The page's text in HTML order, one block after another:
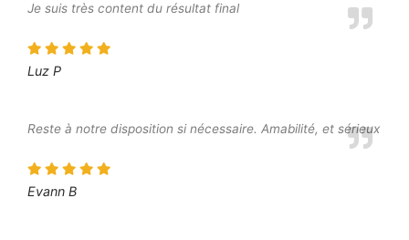
Je suis très content du résultat final
Luz P
Reste à notre disposition si nécessaire. Amabilité, et sérieux
Evann B